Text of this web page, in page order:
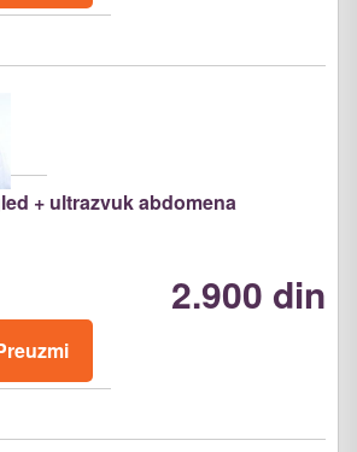
+ ultrazvuk abdomena
2.900 din